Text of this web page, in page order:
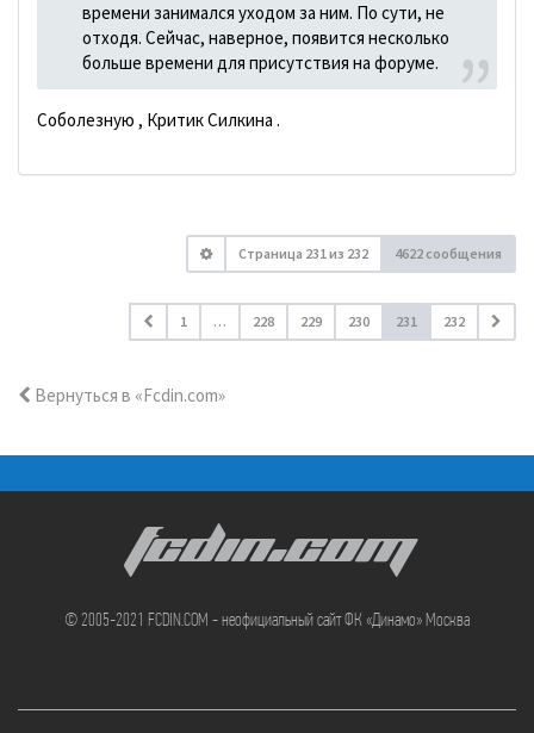
времени занимался уходом за ним. По сути, не
отходя. Сейчас, наверное, появится несколько
больше времени для присутствия на форуме.
Соболезную , Критик Силкина .
Страница 231из 232 4622 сообщения
1 … 228 229 230 231 232
Вернуться в «Fcdin.com»
FCDIN.COM
© 2005-2021 FCDIN.COM - неофициальный сайт ФК «Динамо» Москва